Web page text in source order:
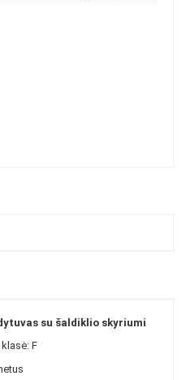
su šaldiklio skyriumi
F